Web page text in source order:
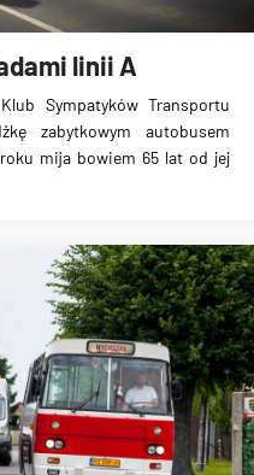
linii A
Sympatyków Transportu
zabytkowym autobusem
mija bowiem 65 lat od jej